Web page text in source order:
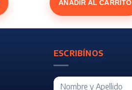
$23000.$17249.
AÑADIR AL CARRITO
ESCRIBÍNOS